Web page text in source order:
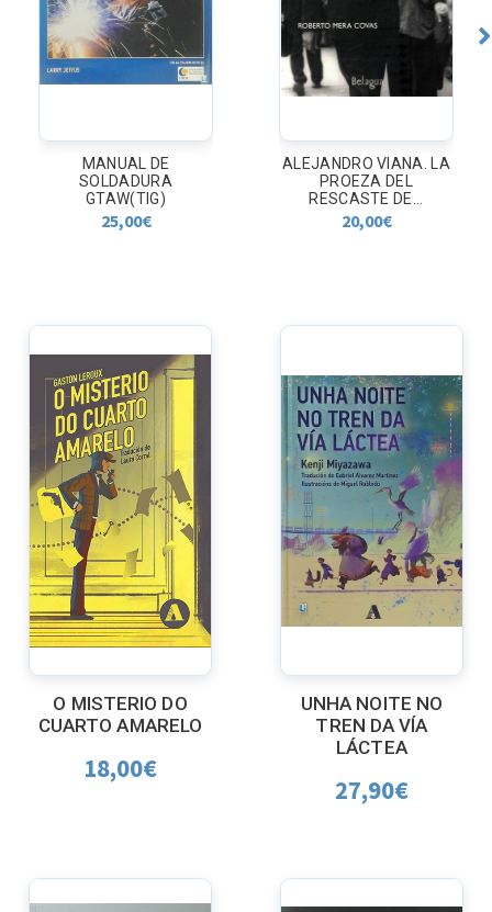
ALEJANDRO VIANA. LA
PROEZA DEL
RESCASTE DE...
20,00€
LO QUE SE PUEDE
HACER CON
ARPILLERIA
5,00€
O MISTERIO DO
CUARTO AMARELO
18,00€
UNHA NOITE NO
TREN DA VÍA
LÁCTEA
27,90€